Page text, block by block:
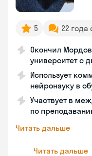
5 22 года
Окончил
университет с
Использует
нейронауку в
Участвует в
по
Читать дальше
Читать дальше